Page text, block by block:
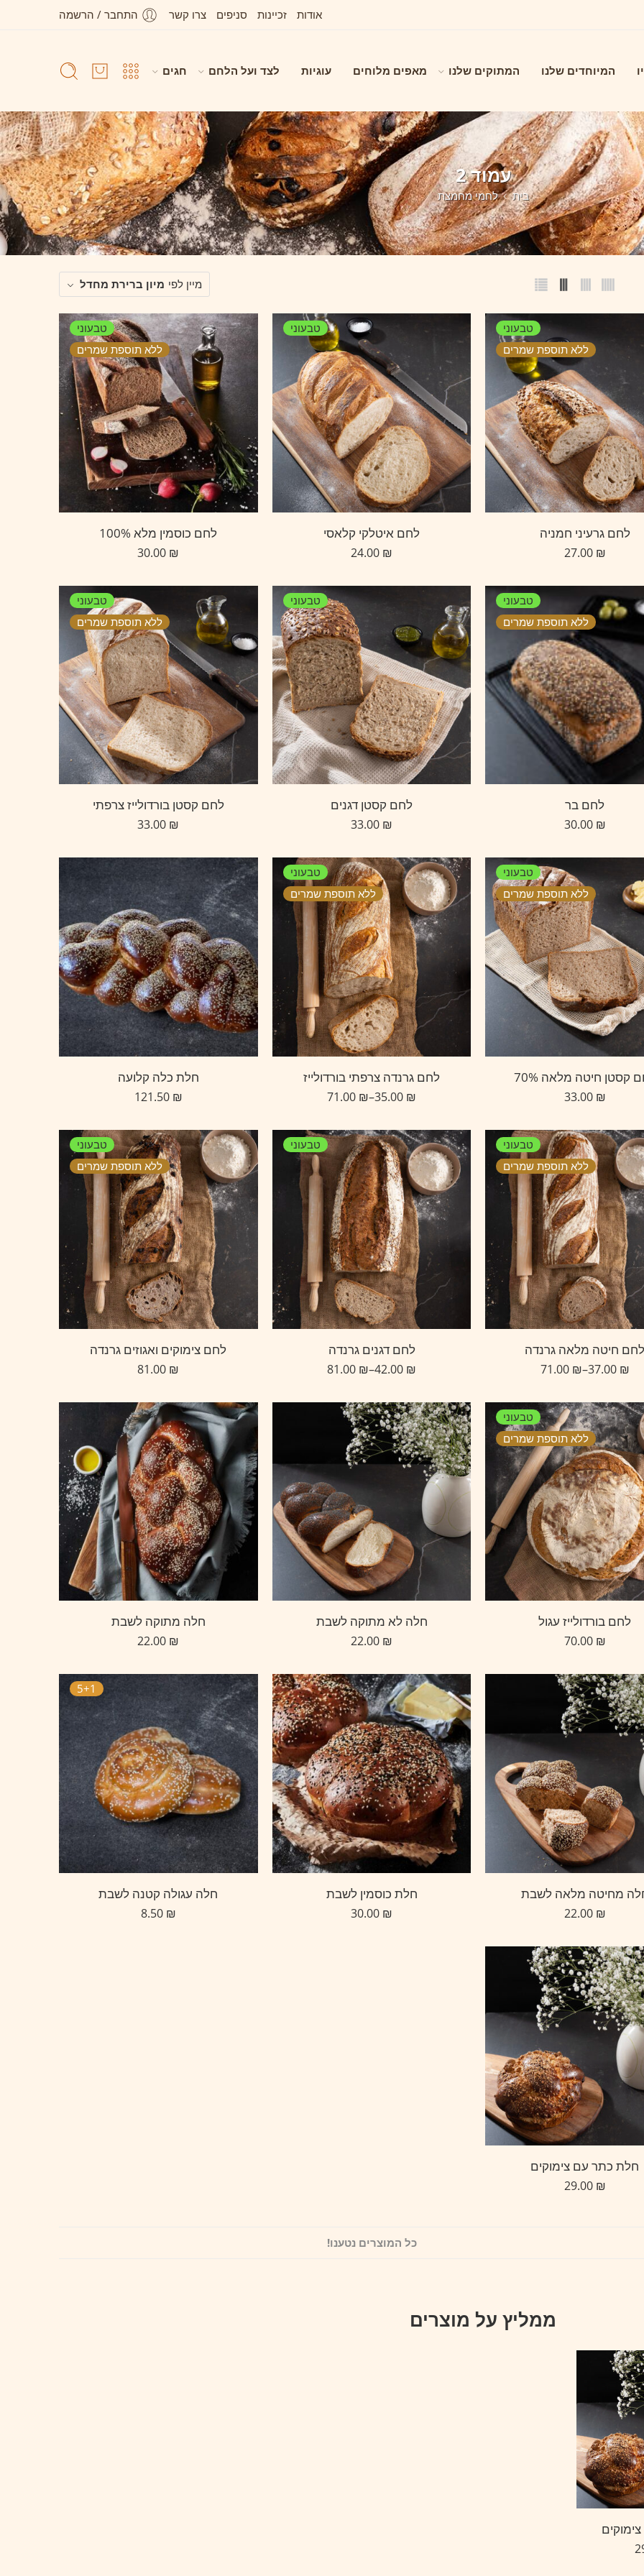
אודות זכיינות סניפים צרו קשר התחבר / הרשמה
המיוחדים שלנו המתוקים שלנו מאפים מלוחים עוגיות לצד ועל הלחם חגים
עמוד 2
בית לחמי מחמצת
מיין לפי מיון ברירת מחדל
טבעוני
ללא תוספת שמרים
לחם גרעיני חמניה
₪
27.00
טבעוני
לחם איטלקי קלאסי
₪
טבעוני
ללא תוספת שמרים
לחם כוסמין מלא 100%
₪
טבעוני
ללא תוספת שמרים
לחם בר
₪
30.00
טבעוני
לחם קסטן דגנים
₪
טבעוני
ללא תוספת שמרים
לחם קסטן בורדולייז צרפתי
₪
טבעוני
ללא תוספת שמרים
קסטן חיטה מלאה 70%
₪
33.00
טבעוני
ללא תוספת שמרים
לחם גרנדה צרפתי בורדולייז
₪
–
₪
חלת כלה קלועה
₪
121.50
טבעוני
ללא תוספת שמרים
חיטה מלאה גרנדה
₪
37.00
–
₪
71.00
טבעוני
לחם דגנים גרנדה
₪
–
₪
טבעוני
ללא תוספת שמרים
לחם צימוקים ואגוזים גרנדה
₪
טבעוני
ללא תוספת שמרים
לחם בורדולייז עגול
₪
70.00
חלה לא מתוקה לשבת
₪
חלה מתוקה לשבת
₪
מחיטה מלאה לשבת
₪
22.00
חלת כוסמין לשבת
₪
5+1
חלה עגולה קטנה לשבת
₪
8.50
חלת כתר עם צימוקים
₪
29.00
כל המוצרים נטענו!
ממליץ על מוצרים